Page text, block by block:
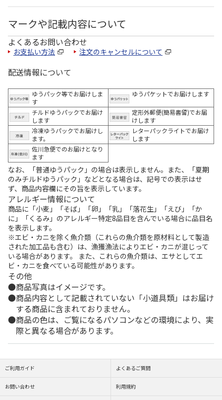
マークや記載内容について
よくあるお問い合わせ
お支払い方法 注文のキャンセルについて
配送情報について
ゆうパック等でお届けしま
す
ゆうパケットでお届けします
チルドゆうパックでお届け
します
定形外郵便(簡易書留)でお届
けします
冷凍ゆうパックでお届けし
ます。
レターパックライトでお届け
します
佐川急便でのお届けとなり
ます
なお、「普通ゆうパック」の場合は表示しません。また、「夏期
のみチルドゆうパック」などとなる場合は、記号での表示はせ
ず、商品内容欄にその旨を表示しています。
アレルギー情報について
商品に「小麦」「そば」「卵」「乳」「落花生」「えび」「か
に」「くるみ」のアレルギー特定8品目を含んでいる場合に品目名
を表示します。
※エビ・カニを除く魚介類（これらの魚介類を原材料として製造
された加工品も含む）は、漁獲漁法によりエビ・カニが混じって
いる場合があります。 また、これらの魚介類は、エサとしてエ
ビ・カニを食べている可能性があります。
その他
商品写真はイメージです。
商品内容として記載されていない「小道具類」はお届け
する商品に含まれておりません。
商品の色は、ご覧になるパソコンなどの環境により、実
際と異なる場合があります。
ご利用ガイド よくあるご質問
お問い合わせ 利用規約